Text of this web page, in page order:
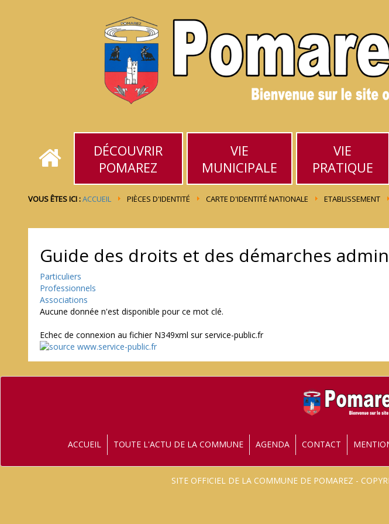
DÉCOUVRIR
POMAREZ
VIE
MUNICIPALE
VIE
PRATIQUE
VOUS ÊTES ICI :ACCUEIL PIÈCES D'IDENTITÉ CARTE D'IDENTITÉ NATIONALE ETABLISSEMENT
Guide des droits et des démarches
Particuliers
Professionnels
Associations
Aucune donnée n'est disponible pour ce mot clé.
Echec de connexion au fichier N349xml sur service-public.fr
ACCUEIL TOUTE L'ACTU DE LA COMMUNE AGENDA CONTACT
SITE OFFICIEL DE LA COMMUNE DE POMAREZ -